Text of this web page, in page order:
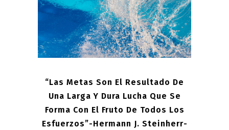
“Las Metas Son El Resultado De
Una Larga Y Dura Lucha Que Se
Forma Con El Fruto De Todos Los
Esfuerzos”-Hermann J. Steinherr-